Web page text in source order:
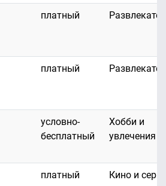
платный
платный
условно-
бесплатный
Хобби и
увлечения
платный Кино и